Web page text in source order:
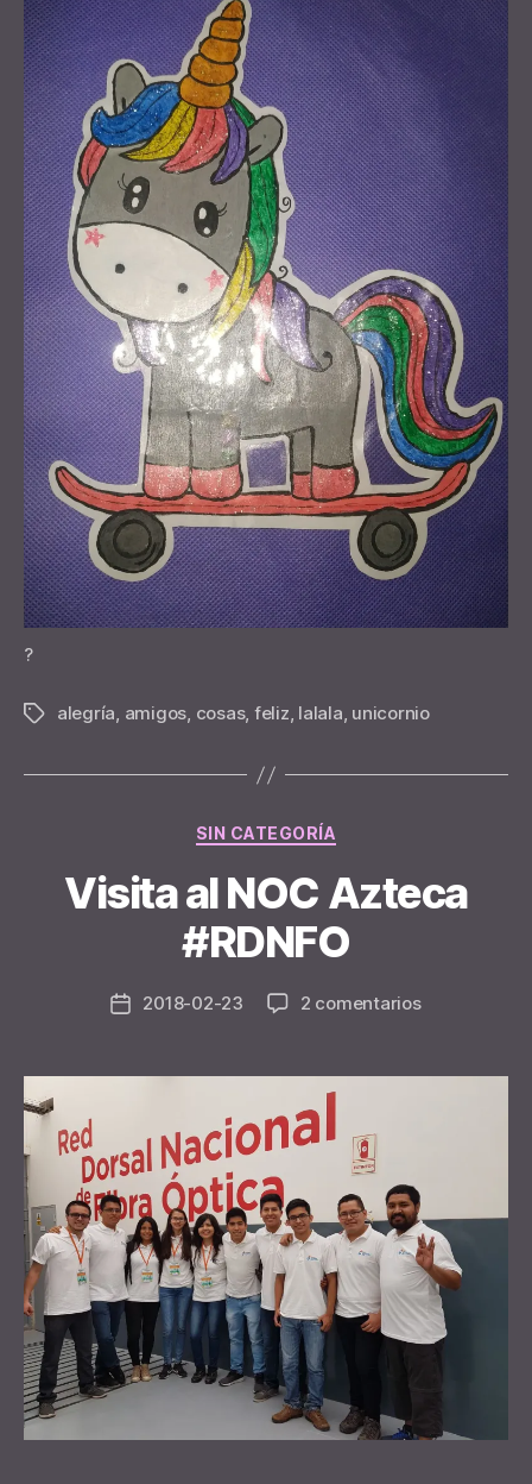
?
Tagsalegría, amigos, cosas, feliz, lalala, unicornio
Categories
SIN CATEGORÍA
Visita al NOC Azteca
#RDNFO
Post
B
y
n
y
r
Post2018-02-23 2 comentariosen
NOC